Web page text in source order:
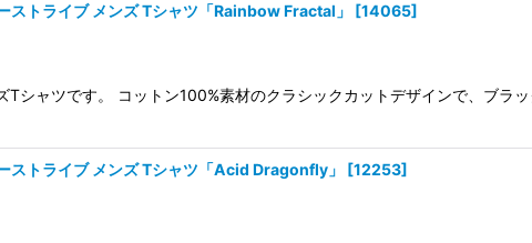
ストライブ メンズ Tシャツ「Rainbow Fractal」 [14065]
Tシャツです。 コットン100%素材のクラシックカットデザインで、ブラ
ストライブ メンズ Tシャツ「Acid Dragonfly」 [12253]